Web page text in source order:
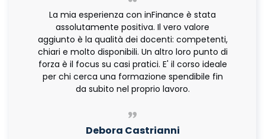
La mia esperienza con inFinance è stata
assolutamente positiva. Il vero valore
aggiunto è la qualità dei docenti: competenti,
chiari e molto disponibili. Un altro loro punto di
forza è il focus su casi pratici. E' il corso ideale
per chi cerca una formazione spendibile fin
da subito nel proprio lavoro.
Debora Castrianni